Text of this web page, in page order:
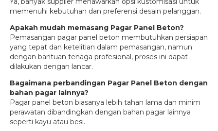
memenuhi kebutuhan dan preferensi desain pelanggan.
Apakah mudah memasang Pagar Panel Beton?
Pemasangan pagar panel beton membutuhkan persiapan
yang tepat dan ketelitian dalam pemasangan, namun
dengan bantuan tenaga profesional, proses ini dapat
dilakukan dengan lancar.
Bagaimana perbandingan Pagar Panel Beton dengan
bahan pagar lainnya?
Pagar panel beton biasanya lebih tahan lama dan minim
perawatan dibandingkan dengan bahan pagar lainnya
seperti kayu atau besi.